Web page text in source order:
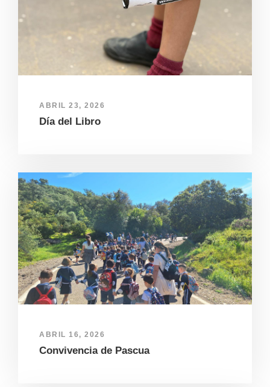
ABRIL 23, 2026
Día del Libro
ABRIL 16, 2026
Convivencia de Pascua